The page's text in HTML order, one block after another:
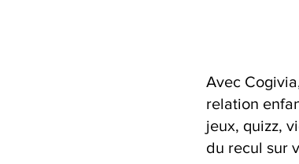
Avec
relation
jeux, quizz,
du recul sur